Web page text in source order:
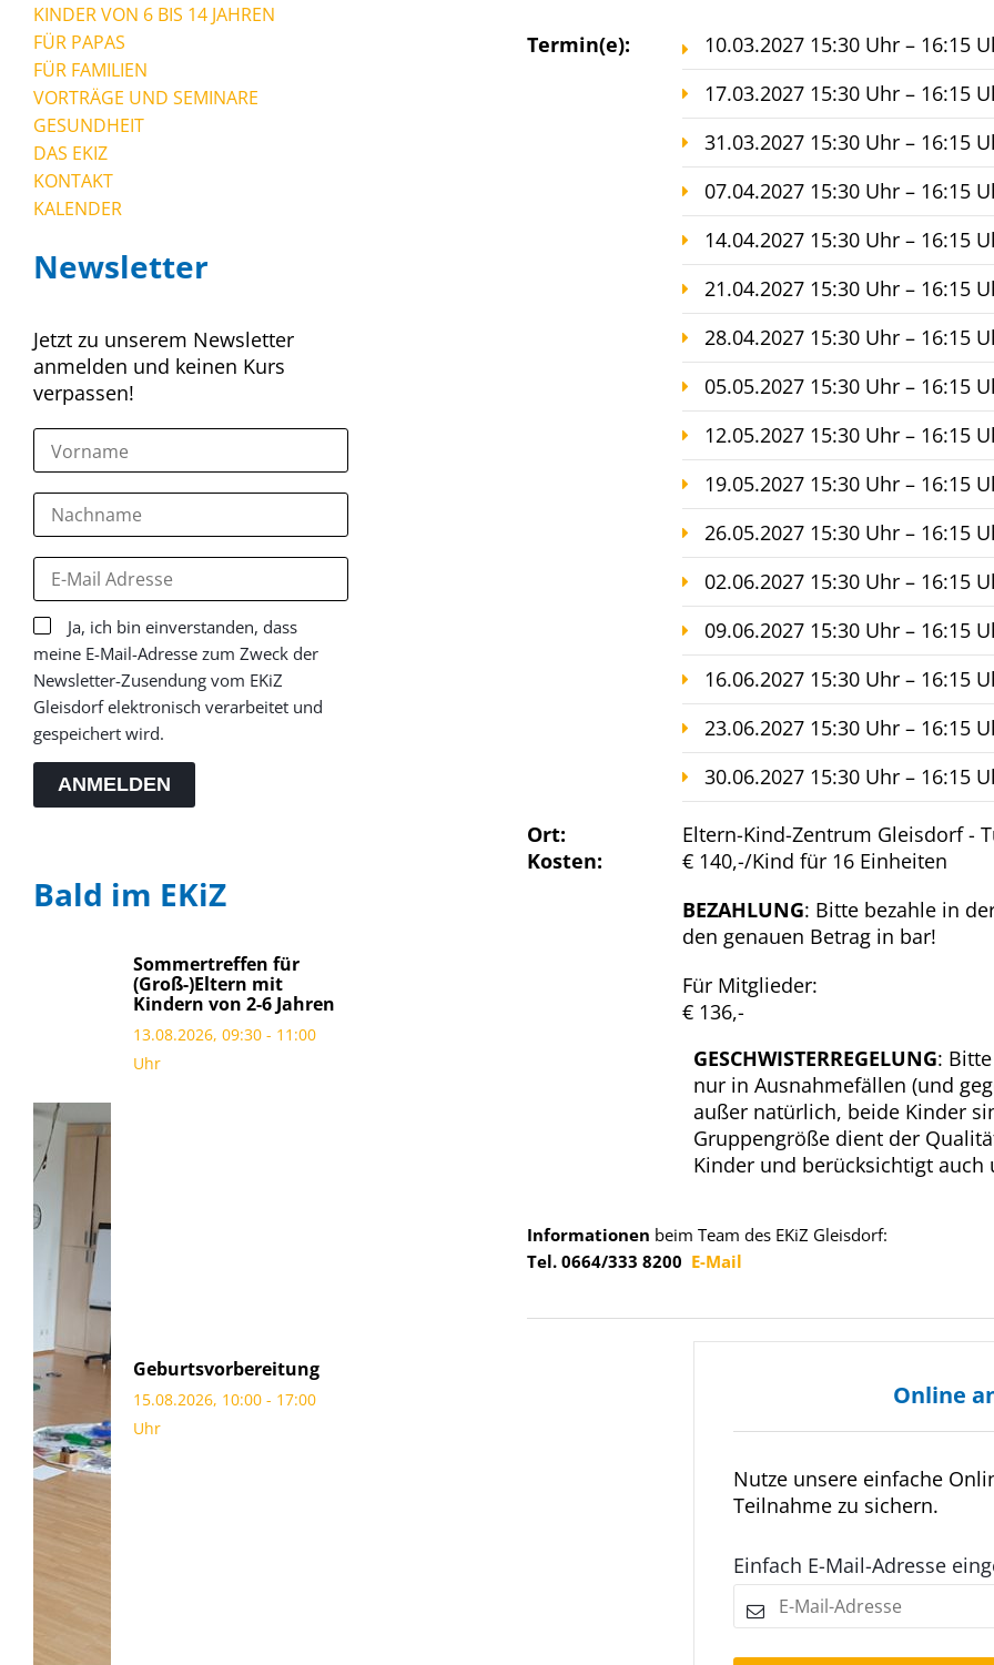
KINDER VON 6 BIS 14 JAHREN
FÜR PAPAS
FÜR FAMILIEN
VORTRÄGE UND SEMINARE
GESUNDHEIT
DAS EKIZ
KONTAKT
KALENDER
Newsletter
Jetzt zu unserem Newsletter
anmelden und keinen Kurs
verpassen!
Ja, ich bin einverstanden, dass
meine E-Mail-Adresse zum Zweck der
Newsletter-Zusendung vom EKiZ
Gleisdorf elektronisch verarbeitet und
gespeichert wird.
ANMELDEN
Bald im EKiZ
Sommertreffen für
(Groß-)Eltern mit
Kindern von 2-6 Jahren
13.08.2026, 09:30 - 11:00
Uhr
Geburtsvorbereitung
15.08.2026, 10:00 - 17:00
Uhr
Termin(e):
10.03.2027 15:30 Uhr – 16:15
17.03.2027 15:30 Uhr – 16:15
31.03.2027 15:30 Uhr – 16:15
07.04.2027 15:30 Uhr – 16:15
14.04.2027 15:30 Uhr – 16:15
21.04.2027 15:30 Uhr – 16:15
28.04.2027 15:30 Uhr – 16:15
05.05.2027 15:30 Uhr – 16:15
12.05.2027 15:30 Uhr – 16:15
19.05.2027 15:30 Uhr – 16:15
26.05.2027 15:30 Uhr – 16:15
02.06.2027 15:30 Uhr – 16:15
09.06.2027 15:30 Uhr – 16:15
16.06.2027 15:30 Uhr – 16:15
23.06.2027 15:30 Uhr – 16:15
30.06.2027 15:30 Uhr – 16:15
Ort:
Eltern-Kind-Zentrum Gleisdorf -
Kosten:
€ 140,-/Kind für 16 Einheiten
BEZAHLUNG: Bitte bezahle in
den genauen Betrag in bar!
Für Mitglieder:
€ 136,-
GESCHWISTERREGELUNG:
nur in Ausnahmefällen (und
außer natürlich, beide Kinder
Gruppengröße dient der
Kinder und berücksichtigt auch
Informationen beim Team des EKiZ Gleisdorf:
Tel. 0664/333 8200 E-Mail
Online
Nutze unsere einfache
Teilnahme zu sichern.
Einfach E-Mail-Adresse